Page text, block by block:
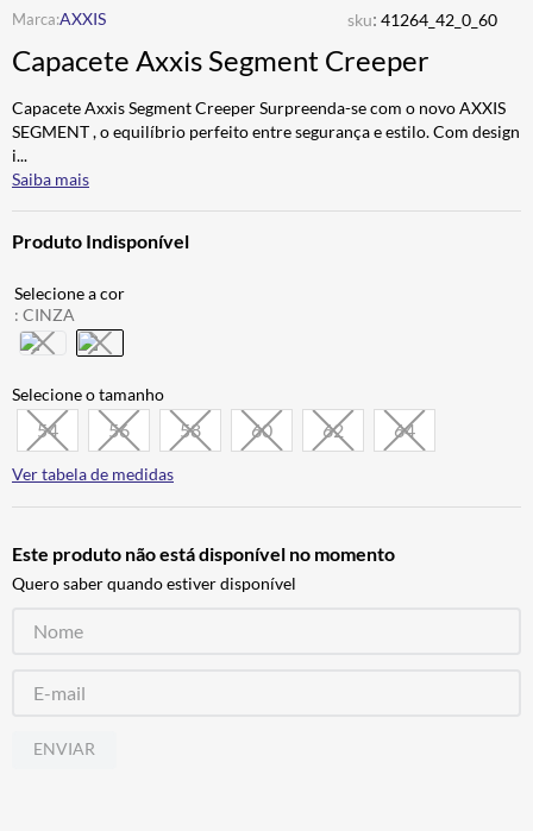
AXXIS sku: 41264_42_0_60
Capacete Axxis Segment Creeper
Capacete Axxis Segment Creeper Surpreenda-se com o novo AXXIS
SEGMENT , o equilíbrio perfeito entre segurança e estilo. Com design
i...
Saiba mais
Produto Indisponível
: CINZA
54 56 58 60 62 64
Ver tabela de medidas
Este produto não está disponível no momento
Quero saber quando estiver disponível
ENVIAR
4º ÓCULOS SOLAR
5º LUVA
6º ALPINESTAR
7º BAU
8º CALÇA